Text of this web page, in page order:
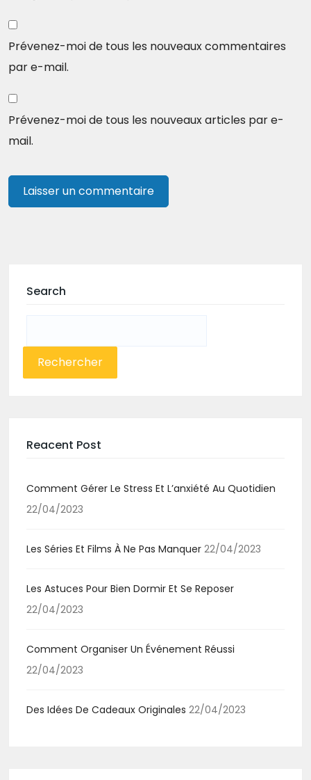
Prévenez-moi de tous les nouveaux commentaires
par e-mail.
Prévenez-moi de tous les nouveaux articles par e-
mail.
Search
Reacent Post
Comment Gérer Le Stress Et L’anxiété Au Quotidien
22/04/2023
Les Séries Et Films À Ne Pas Manquer 22/04/2023
Les Astuces Pour Bien Dormir Et Se Reposer
22/04/2023
Comment Organiser Un Événement Réussi
22/04/2023
Des Idées De Cadeaux Originales 22/04/2023